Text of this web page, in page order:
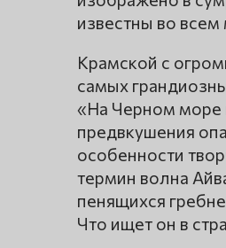
известны во всем
Крамской с
самых
«На Черном море
предвкушения
особенности
термин волна
пенящихся
Что ищет он в